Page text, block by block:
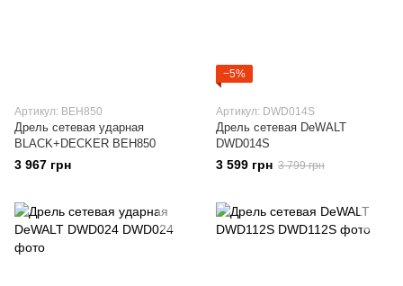
Артикул: BEH850
Дрель сетевая ударная
BLACK+DECKER BEH850
3 967 грн
−5%
Артикул: DWD014S
Дрель сетевая DeWALT
DWD014S
3 599 грн 3 799 грн